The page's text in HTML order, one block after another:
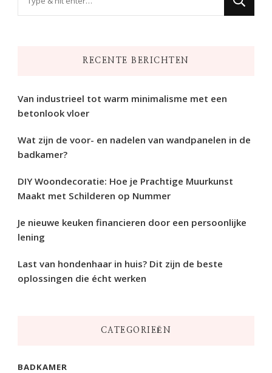
RECENTE BERICHTEN
Van industrieel tot warm minimalisme met een
betonlook vloer
Wat zijn de voor- en nadelen van wandpanelen in de
badkamer?
DIY Woondecoratie: Hoe je Prachtige Muurkunst
Maakt met Schilderen op Nummer
Je nieuwe keuken financieren door een persoonlijke
lening
Last van hondenhaar in huis? Dit zijn de beste
oplossingen die écht werken
CATEGORIEËN
BADKAMER